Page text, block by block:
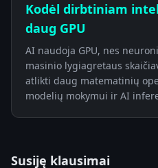
Kodėl dirbtiniam
daug GPU
AI naudoja GPU, nes
masinio lygiagretaus
atlikti daug matematinių
modelių mokymui ir AI
Susiję klausimai